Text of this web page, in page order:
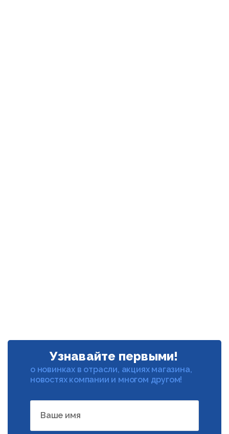
Узнавайте первыми!
о новинках в отрасли, акциях магазина,
новостях компании и многом другом!
Ваше имя